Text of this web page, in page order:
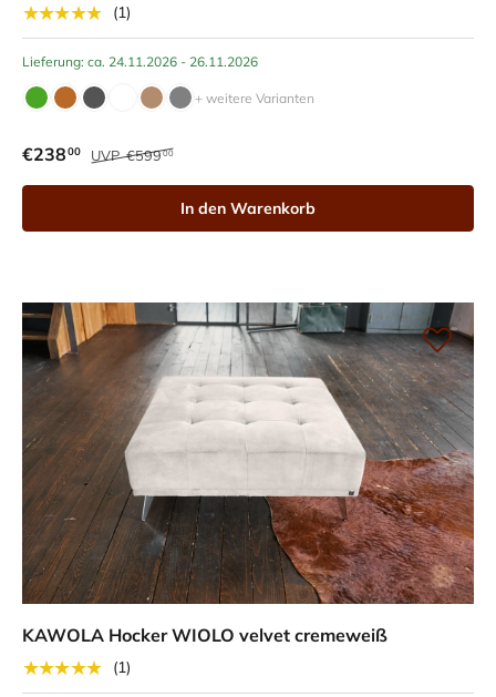
★★★★★
(1)
Lieferung: ca. 24.11.2026 - 26.11.2026
+ weitere Varianten
€23800 UVP€59900
In den Warenkorb
KAWOLA Hocker WIOLO velvet cremeweiß
★★★★★
(1)